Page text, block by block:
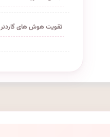
تقویت هوش های گاردنر